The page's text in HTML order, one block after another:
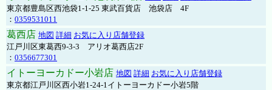
東京都豊島区西池袋1-1-25 東武百貨店 池袋店 4F
： 0359531011
葛西店 地図 詳細 お気に入り店舗登録
江戸川区東葛西9-3-3 アリオ葛西店2F
： 0356677301
イトーヨーカドー小岩店 地図 詳細 お気に入り店舗登録
東京都江戸川区西小岩1-24-1イトーヨーカドー小岩5階